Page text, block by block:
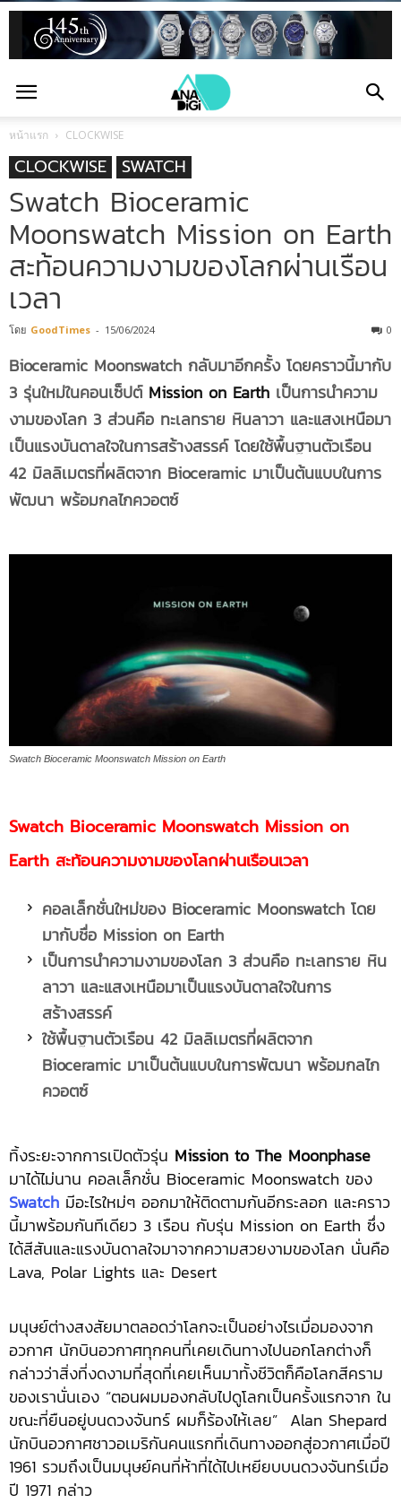
หน้าแรก CLOCKWISE
CLOCKWISE SWATCH
Swatch Bioceramic
Moonswatch Mission on Earth
สะท้อนความงามของโลกผ่านเรือน
เวลา
โดย GoodTimes - 15/06/2024 0
Bioceramic Moonswatch กลับมาอีกครั้ง โดยคราวนี้มากับ
3 รุ่นใหม่ในคอนเซ็ปต์ Mission on Earth เป็นการนำความ
งามของโลก 3 ส่วนคือ ทะเลทราย หินลาวา และแสงเหนือมา
เป็นแรงบันดาลใจในการสร้างสรรค์ โดยใช้พื้นฐานตัวเรือน
42 มิลลิเมตรที่ผลิตจาก Bioceramic มาเป็นต้นแบบในการ
พัฒนา พร้อมกลไกควอตซ์
Swatch Bioceramic Moonswatch Mission on Earth
Swatch Bioceramic Moonswatch Mission on
Earth สะท้อนความงามของโลกผ่านเรือนเวลา
คอลเล็กชั่นใหม่ของ Bioceramic Moonswatch โดย
มากับชื่อ Mission on Earth
เป็นการนำความงามของโลก 3 ส่วนคือ ทะเลทราย หิน
ลาวา และแสงเหนือมาเป็นแรงบันดาลใจในการ
สร้างสรรค์
ใช้พื้นฐานตัวเรือน 42 มิลลิเมตรที่ผลิตจาก
Bioceramic มาเป็นต้นแบบในการพัฒนา พร้อมกลไก
ควอตซ์
ทิ้งระยะจากการเปิดตัวรุ่น Mission to The Moonphase
มาได้ไม่นาน คอลเล็กชั่น Bioceramic Moonswatch ของ
Swatch มีอะไรใหม่ๆ ออกมาให้ติดตามกันอีกระลอก และคราว
นี้มาพร้อมกันทีเดียว 3 เรือน กับรุ่น Mission on Earth ซึ่ง
ได้สีสันและแรงบันดาลใจมาจากความสวยงามของโลก นั่นคือ
Lava, Polar Lights และ Desert
มนุษย์ต่างสงสัยมาตลอดว่าโลกจะเป็นอย่างไรเมื่อมองจาก
อวกาศ นักบินอวกาศทุกคนที่เคยเดินทางไปนอกโลกต่างก็
กล่าวว่าสิ่งที่งดงามที่สุดที่เคยเห็นมาทั้งชีวิตก็คือโลกสีคราม
ของเรานั่นเอง “ตอนผมมองกลับไปดูโลกเป็นครั้งแรกจาก ใน
ขณะที่ยืนอยู่บนดวงจันทร์ ผมก็ร้องไห้เลย” Alan Shepard
นักบินอวกาศชาวอเมริกันคนแรกที่เดินทางออกสู่อวกาศเมื่อปี
1961 รวมถึงเป็นมนุษย์คนที่ห้าที่ได้ไปเหยียบบนดวงจันทร์เมื่อ
ปี 1971 กล่าว